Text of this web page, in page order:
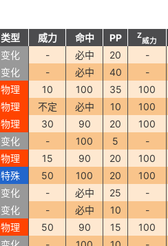
类型 威力 命中 PP Z
威力
变化 - 必中 20 -
变化 - 必中 40 -
物理 10 100 35 100
物理 不定 必中 10 100
物理 30 90 20 100
变化 - 100 5 -
物理 15 90 20 100
特殊 50 100 20 100
变化 - 必中 25 -
变化 - 必中 10 -
物理 50 90 15 100